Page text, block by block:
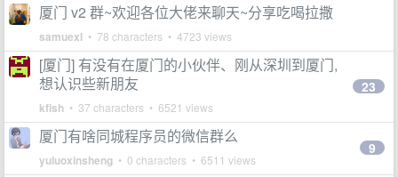
厦门 v2 群~欢迎各位大佬来聊天~分享吃喝拉撒
samuexl • 78 characters • 4723 views
[厦门] 有没有在厦门的小伙伴、刚从深圳到厦门,
想认识些新朋友
kfish • 37 characters • 6521 views
23
厦门有啥同城程序员的微信群么
yuluoxinsheng • 0 characters • 6511 views
9